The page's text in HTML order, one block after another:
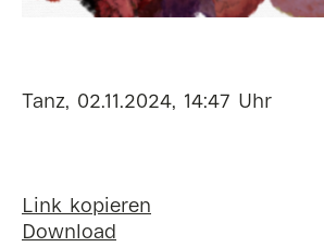
Tanz, 02.11.2024, 14:47 Uhr
Link kopieren
Download